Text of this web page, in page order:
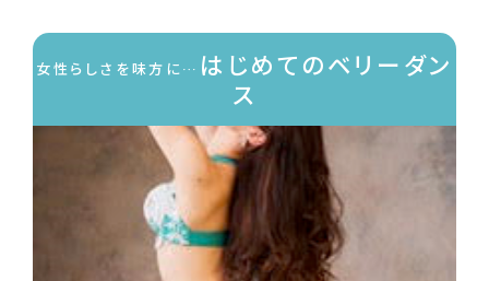
女性らしさを味方に… はじめてのベリーダン
ス